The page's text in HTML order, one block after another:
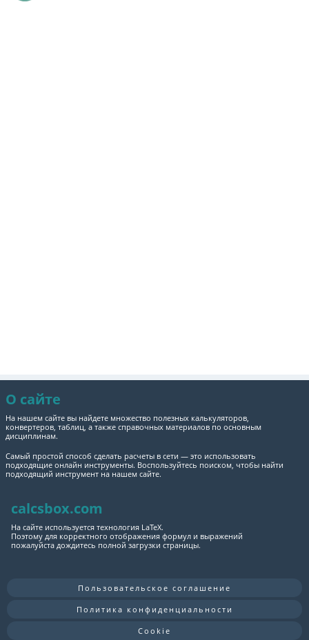
О сайте
На нашем сайте вы найдете множество полезных калькуляторов,
конвертеров, таблиц, а также справочных материалов по основным
дисциплинам.
Самый простой способ сделать расчеты в сети — это использовать
подходящие онлайн инструменты. Воспользуйтесь поиском, чтобы найти
подходящий инструмент на нашем сайте.
calcsbox.com
На сайте используется технология LaTeX.
Поэтому для корректного отображения формул и выражений
пожалуйста дождитесь полной загрузки страницы.
Пользовательское соглашение
Политика конфиденциальности
Cookie